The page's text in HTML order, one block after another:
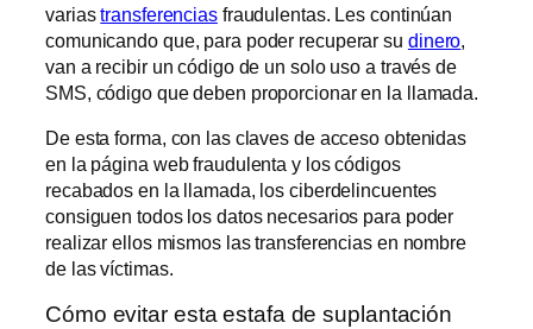
variastransferenciasfraudulentas. Les continúan
comunicando que, para poder recuperar su dinero,
van a recibir un código de un solo uso a través de
SMS, código que deben proporcionar en la llamada.
De esta forma, con las claves de acceso obtenidas
en la página web fraudulenta y los códigos
recabados en la llamada, los ciberdelincuentes
consiguen todos los datos necesarios para poder
realizar ellos mismos las transferencias en nombre
de las víctimas.
Cómo evitar esta estafa de suplantación